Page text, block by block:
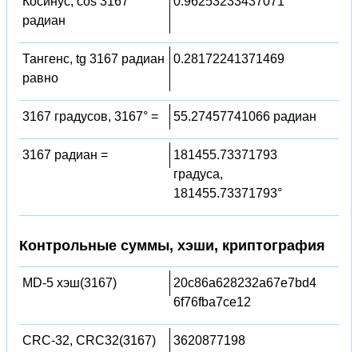
радиан
Тангенс, tg 3167 радиан
равно
0.28172241371469
3167 градусов, 3167° = 55.27457741066 радиан
3167 радиан =
181455.73371793
градуса,
181455.73371793°
Контрольные суммы, хэши, криптография
MD-5 хэш(3167)
20c86a628232a67e7bd4
6f76fba7ce12
CRC-32, CRC32(3167) 3620877198